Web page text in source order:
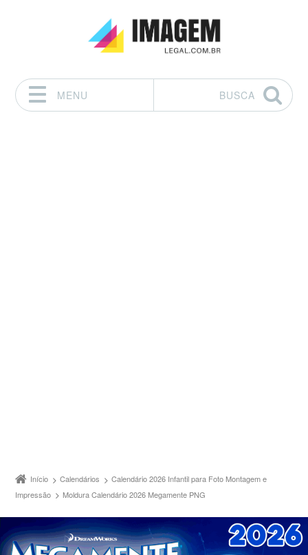
MENU
BUSCA
Início Calendários
Calendário 2026 Infantil para Foto Montagem e
Impressão
Moldura Calendário 2026 Megamente PNG